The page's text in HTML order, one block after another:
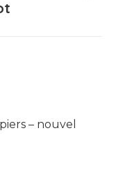
– nouvel